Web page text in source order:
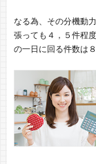
なる為、その分機動
張っても４，５件程
の一日に回る件数は